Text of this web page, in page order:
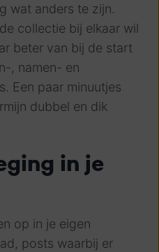
wat anders te zijn.
collectie bij elkaar wil
beter van bij de start
, namen- en
Een paar minuutjes
dubbel en dik
in je
op in je eigen
posts waarbij er